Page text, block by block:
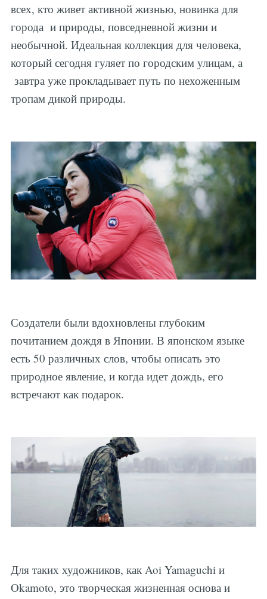
всех, кто живет активной жизнью, новинка для
города и природы, повседневной жизни и
необычной. Идеальная коллекция для человека,
который сегодня гуляет по городским улицам, а
завтра уже прокладывает путь по нехоженным
тропам дикой природы.
Создатели были вдохновлены глубоким
почитанием дождя в Японии. В японском языке
есть 50 различных слов, чтобы описать это
природное явление, и когда идет дождь, его
встречают как подарок.
Для таких художников, как Aoi Yamaguchi и
Okamoto, это творческая жизненная основа и